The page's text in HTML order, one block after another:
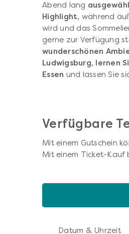
Abend lang
Highlight, während
wird und das
gerne zur Verfügung
wunderschönen
Ludwigsburg, lernen
Essen und lassen Sie
Verfügbare
Mit einem Gutschein
Mit einem Ticket-Kauf
Datum & Uhrzeit